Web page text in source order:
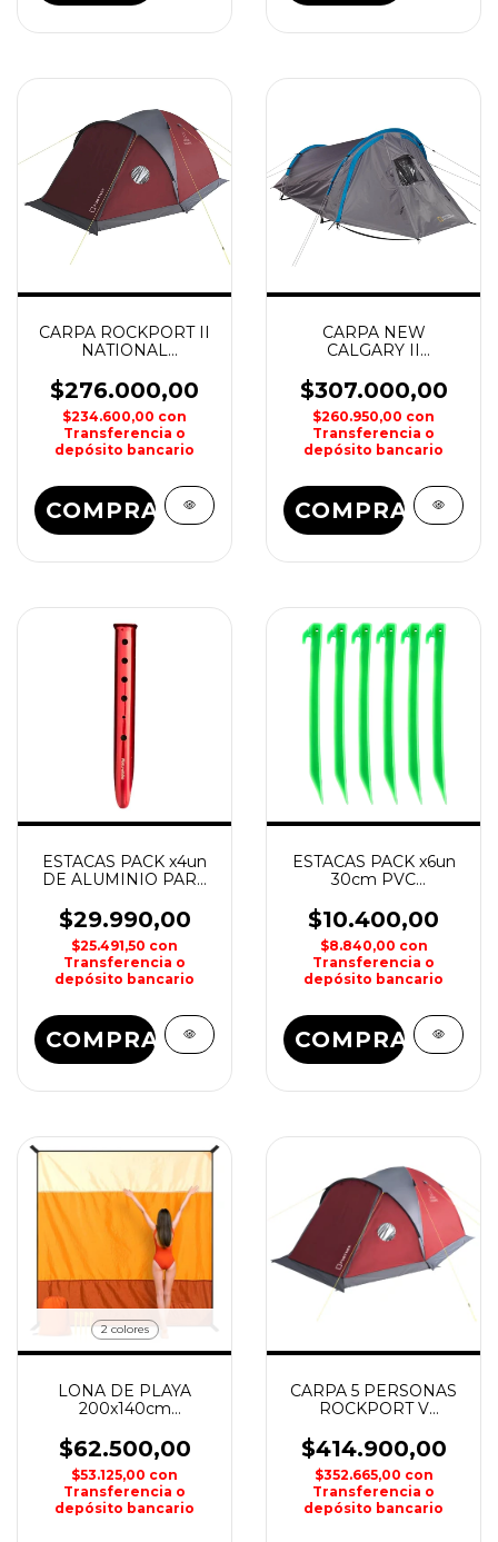
CARPA ROCKPORT II
NATIONAL
$276.000,00
$234.600,00 con
Transferencia o
depósito bancario
COMPRAR
CARPA NEW
CALGARY II
GEOGRAPHIC
$307.000,00
$260.950,00 con
Transferencia o
depósito bancario
COMPRAR
ESTACAS PACK x4un
DE ALUMINIO PARA
$29.990,00
$25.491,50 con
Transferencia o
depósito bancario
COMPRAR
ESTACAS PACK x6un
30cm PVC
$10.400,00
$8.840,00 con
Transferencia o
depósito bancario
COMPRAR
2 colores
LONA DE PLAYA
200x140cm
$62.500,00
$53.125,00 con
Transferencia o
depósito bancario
CARPA 5 PERSONAS
ROCKPORT V
GEOGRAPHIC
$414.900,00
$352.665,00 con
Transferencia o
depósito bancario